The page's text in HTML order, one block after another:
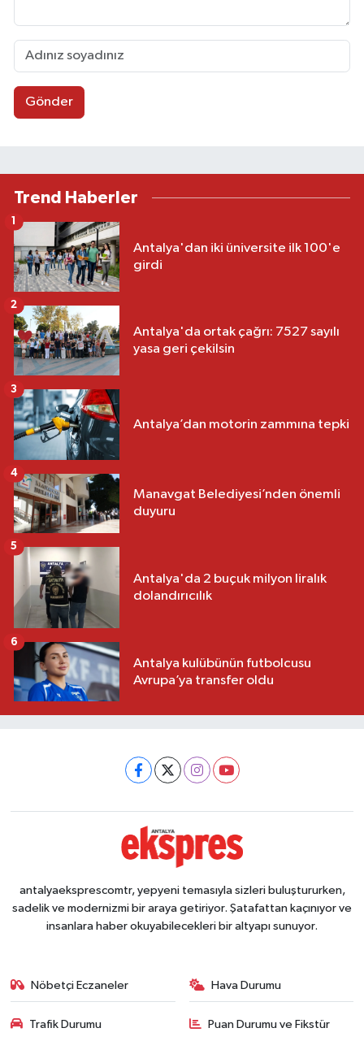
Gönder
Trend Haberler
Antalya'dan iki üniversite ilk 100'e
girdi
1
Antalya'da ortak çağrı: 7527 sayılı
yasa geri çekilsin
2
Antalya’dan motorin zammına tepki
3
Manavgat Belediyesi’nden önemli
duyuru
4
Antalya'da 2 buçuk milyon liralık
dolandırıcılık
5
Antalya kulübünün futbolcusu
Avrupa’ya transfer oldu
6
antalyaeksprescomtr, yepyeni temasıyla sizleri buluştururken,
sadelik ve modernizmi bir araya getiriyor. Şatafattan kaçınıyor ve
insanlara haber okuyabilecekleri bir altyapı sunuyor.
Nöbetçi Eczaneler Hava Durumu
Trafik Durumu Puan Durumu ve Fikstür